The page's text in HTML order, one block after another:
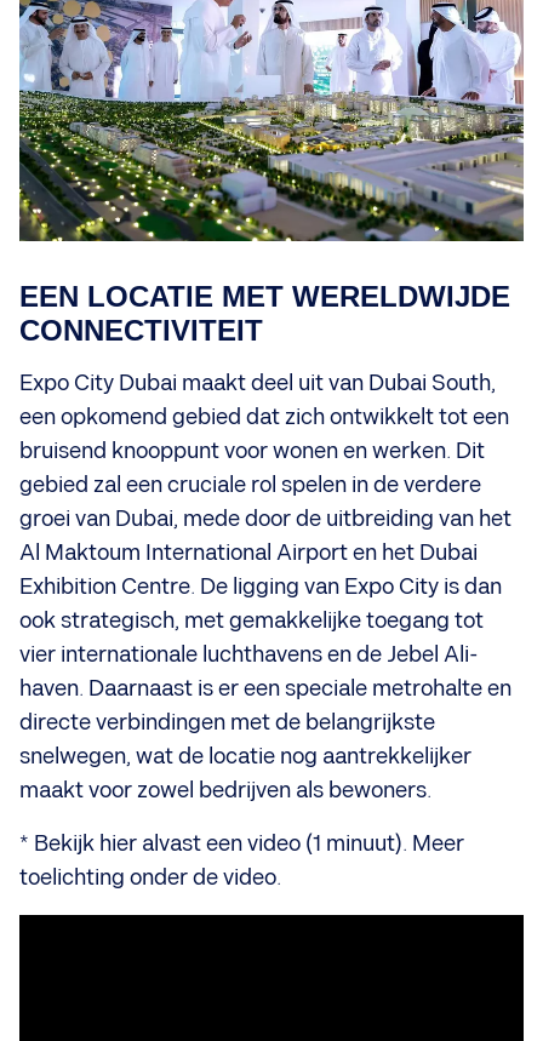
EEN LOCATIE MET WERELDWIJDE
CONNECTIVITEIT
Expo City Dubai maakt deel uit van Dubai South,
een opkomend gebied dat zich ontwikkelt tot een
bruisend knooppunt voor wonen en werken. Dit
gebied zal een cruciale rol spelen in de verdere
groei van Dubai, mede door de uitbreiding van het
Al Maktoum International Airport en het Dubai
Exhibition Centre. De ligging van Expo City is dan
ook strategisch, met gemakkelijke toegang tot
vier internationale luchthavens en de Jebel Ali-
haven. Daarnaast is er een speciale metrohalte en
directe verbindingen met de belangrijkste
snelwegen, wat de locatie nog aantrekkelijker
maakt voor zowel bedrijven als bewoners.
* Bekijk hier alvast een video (1 minuut). Meer
toelichting onder de video.